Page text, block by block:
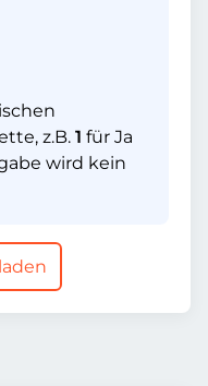
z.B. 1 für Ja
wird kein